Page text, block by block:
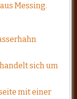
Messing.
sich um
mit einer